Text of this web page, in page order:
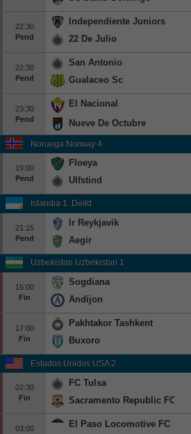
22:30
Pend
Independiente Juniors
22 De Julio
22:30
Pend
San Antonio
Gualaceo Sc
23:30
Pend
El Nacional
Nueve De Octubre
Noruega Norway 4
19:00
Pend
Floeya
Ulfstind
Islandia 1. Deild
21:15
Pend
Ir Reykjavik
Aegir
Uzbekistan Uzbekistan 1
16:00
Fin
Sogdiana
Andijon
17:00
Fin
Pakhtakor Tashkent
Buxoro
Estados Unidos USA 2
02:30
Fin
FC Tulsa
Sacramento Republic FC
03:00
El Paso Locomotive FC